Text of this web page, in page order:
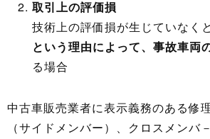
取引上の評価損
技術上の評価損が生じていなくと
という理由によって、事故車両
る場合
中古車販売業者に表示義務のある修
（サイドメンバー）、クロスメンバ